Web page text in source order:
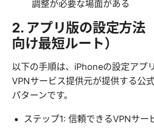
調整が必要な場面がある
2. アプリ版の設定方法
向け最短ルート）
以下の手順は、iPhoneの設定アプ
VPNサービス提供元が提供する公
パターンです。
ステップ1: 信頼できるVPNサー